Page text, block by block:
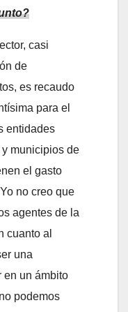
casi
de
es recaudo
para el
entidades
municipios de
el gasto
no creo que
agentes de la
cuanto al
una
en un ámbito
podemos